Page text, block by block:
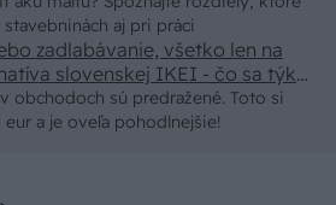
aj pri práci
, k tomu vodotesné s
kryštálikou. A rozdiel - schnutie a zretie. Nič?
obchodoch sú predražené. Toto si
a je oveľa pohodlnejšie!
zadlabávanie, všetko len na
slovenskej IKEI - čo sa týka
veľa námahy s remeselným
lepšie než ten odpad z DTD